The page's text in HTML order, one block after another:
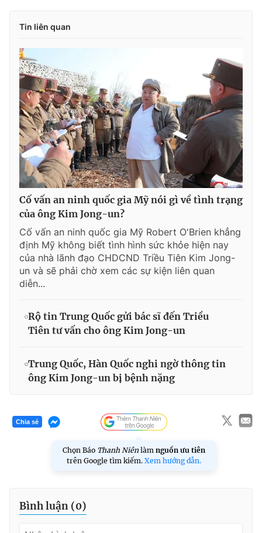
Tin liên quan
Cố vấn an ninh quốc gia Mỹ nói gì về tình trạng
của ông Kim Jong-un?
Cố vấn an ninh quốc gia Mỹ Robert O'Brien khẳng
định Mỹ không biết tình hình sức khỏe hiện nay
của nhà lãnh đạo CHDCND Triều Tiên Kim Jong-
un và sẽ phải chờ xem các sự kiện liên quan
diễn...
Rộ tin Trung Quốc gửi bác sĩ đến Triều
Tiên tư vấn cho ông Kim Jong-un
Trung Quốc, Hàn Quốc nghi ngờ thông tin
ông Kim Jong-un bị bệnh nặng
Chia sẻ
Chọn Báo Thanh Niên làm nguồn ưu tiên
trên Google tìm kiếm. Xem hướng dẫn.
Bình luận (0)